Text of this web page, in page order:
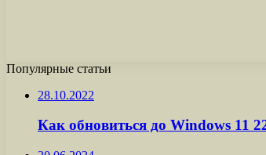
Популярные статьи
28.10.2022
Как обновиться до Windows 11